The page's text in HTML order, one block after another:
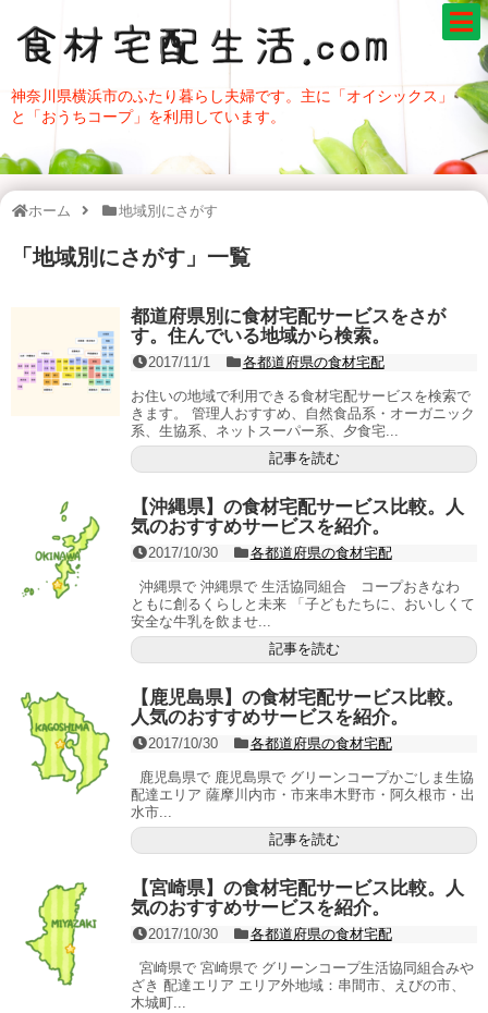
神奈川県横浜市のふたり暮らし夫婦です。主に「オイシックス」
と「おうちコープ」を利用しています。
ホーム 地域別にさがす
「地域別にさがす 」 一覧
都道府県別に食材宅配サービスをさが
す。住んでいる地域から検索。
2017/11/1 各都道府県の食材宅配
お住いの地域で利用できる食材宅配サービスを検索で
きます。 管理人おすすめ、自然食品系・オーガニック
系、生協系、ネットスーパー系、夕食宅...
記事を読む
【沖縄県】の食材宅配サービス比較。人
気のおすすめサービスを紹介。
2017/10/30 各都道府県の食材宅配
沖縄県で 沖縄県で 生活協同組合 コープおきなわ
ともに創るくらしと未来 「子どもたちに、おいしくて
安全な牛乳を飲ませ...
記事を読む
【鹿児島県】の食材宅配サービス比較。
人気のおすすめサービスを紹介。
2017/10/30 各都道府県の食材宅配
鹿児島県で 鹿児島県で グリーンコープかごしま生協
配達エリア 薩摩川内市・市来串木野市・阿久根市・出
水市...
記事を読む
【宮崎県】の食材宅配サービス比較。人
気のおすすめサービスを紹介。
2017/10/30 各都道府県の食材宅配
宮崎県で 宮崎県で グリーンコープ生活協同組合みや
ざき 配達エリア エリア外地域：串間市、えびの市、
木城町...